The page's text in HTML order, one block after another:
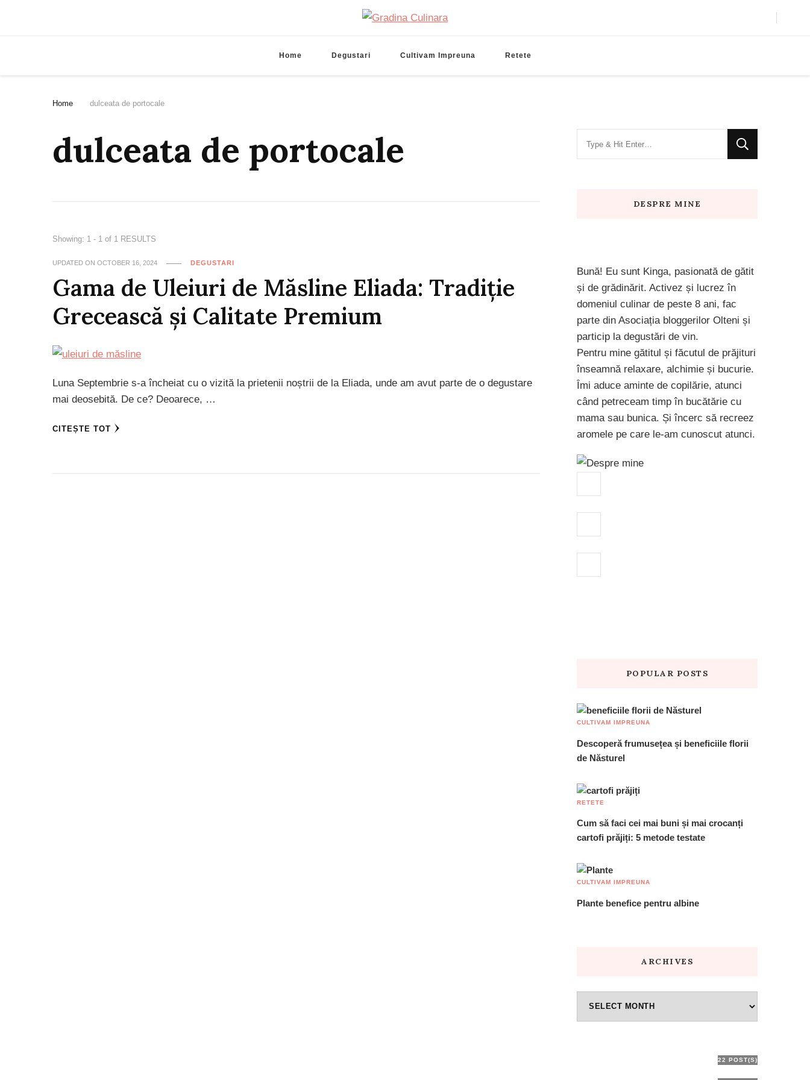
Home Degustari Cultivam Impreuna Retete
Home dulceata de portocale
dulceata de portocale
Showing: 1 - 1 of 1 RESULTS
UPDATED ON OCTOBER 16, 2024 DEGUSTARI
Gama de Uleiuri de Măsline Eliada: Tradiție
Grecească și Calitate Premium
Luna Septembrie s-a încheiat cu o vizită la prietenii noștrii de la Eliada, unde am avut parte de o degustare
mai deosebită. De ce? Deoarece, …
CITEȘTE TOT
DESPRE MINE
Bună! Eu sunt Kinga, pasionată de gătit
și de grădinărit. Activez și lucrez în
domeniul culinar de peste 8 ani, fac
parte din Asociația bloggerilor Olteni și
particip la degustări de vin.
Pentru mine gătitul și făcutul de prăjituri
înseamnă relaxare, alchimie și bucurie.
Îmi aduce aminte de copilărie, atunci
când petreceam timp în bucătărie cu
mama sau bunica. Și încerc să recreez
aromele pe care le-am cunoscut atunci.
POPULAR POSTS
CULTIVAM IMPREUNA
Descoperă frumusețea și beneficiile florii
de Năsturel
RETETE
Cum să faci cei mai buni și mai crocanți
cartofi prăjiți: 5 metode testate
CULTIVAM IMPREUNA
Plante benefice pentru albine
ARCHIVES
22 POST(S)